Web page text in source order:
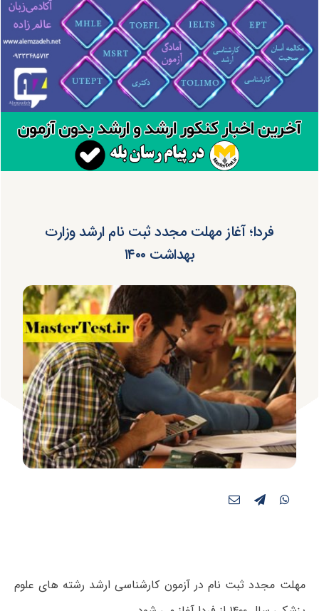
فردا؛ آغاز مهلت مجدد ثبت نام ارشد وزارت
بهداشت ۱۴۰۰
مهلت مجدد ثبت نام در آزمون کارشناسی ارشد رشته های علوم